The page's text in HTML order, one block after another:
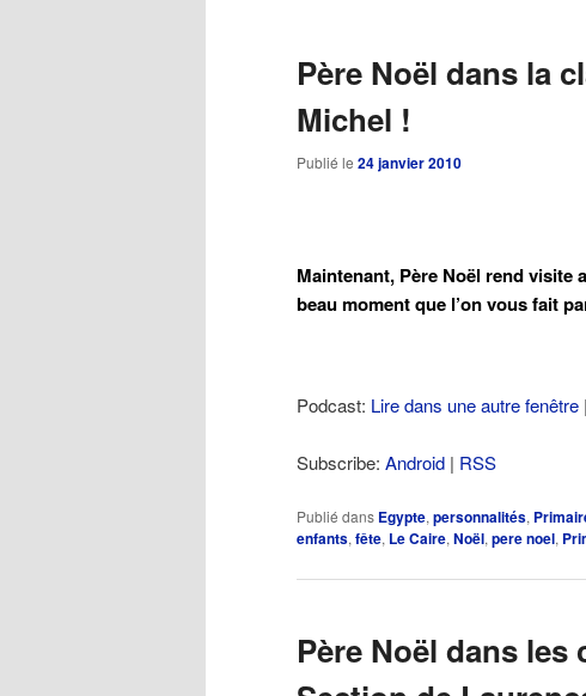
principal
secondaire
Père Noël dans la
Michel !
Publié le 24 janvier 2010
Maintenant, Père Noël rend visite
beau moment que l’on vous fait
Podcast: Lire dans une autre fenêtre |
Subscribe: Android | RSS
Publié dans Egypte, personnalités,
enfants, fête, Le Caire, Noël, pere noel,
Père Noël dans les